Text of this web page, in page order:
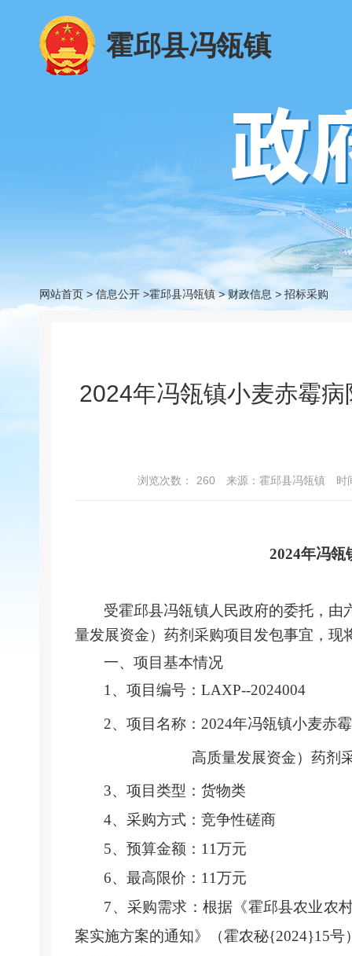
霍邱县冯瓴镇
网站首页 > 信息公开 >霍邱县冯瓴镇> 财政信息 > 招标采购
2024年冯瓴镇小麦赤霉
浏览次数： 260 来源：霍邱县冯瓴镇 时
2024年冯瓴
受霍邱县冯瓴镇人民政府的委托，由
量发展资金）药剂采购项目发包事宜，现
一、项目基本情况
1、项目编号：LAXP--2024004
2、项目名称：2024年冯瓴镇小麦赤
高质量发展资金）药剂
3、项目类型：货物类
4、采购方式：竞争性磋商
5、预算金额： 11万元
6、最高限价： 11万元
7、采购需求： 根据《霍邱县农业农
案实施方案的通知》（霍农秘{2024}15号